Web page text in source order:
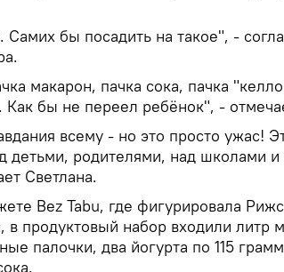
Самих бы посадить на такое", -
макарон, пачка сока, пачка
Как бы не переел ребёнок", -
всему - но это просто ужас!
детьми, родителями, над школами и
Светлана.
Bez Tabu, где фигурировала
продуктовый набор входили литр
палочки, два йогурта по 115